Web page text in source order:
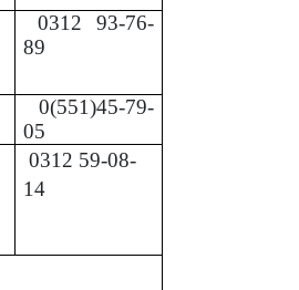
0312 93-76-
89
0(551)45-79-
05
0312 59-08-
14